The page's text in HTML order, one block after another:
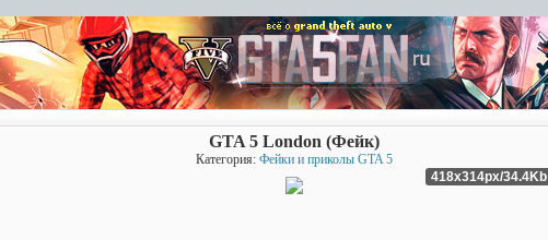
GTA 5 London (Фейк)
Категория: Фейки и приколы GTA 5
418x314px/34.4Kb